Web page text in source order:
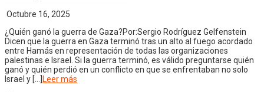
Octubre 16, 2025
¿Quién ganó la guerra de Gaza?Por:Sergio Rodríguez Gelfenstein
Dicen que la guerra en Gaza terminó tras un alto al fuego acordado
entre Hamás en representación de todas las organizaciones
palestinas e Israel. Si la guerra terminó, es válido preguntarse quién
ganó y quién perdió en un conflicto en que se enfrentaban no solo
Israel y […]
Leer más